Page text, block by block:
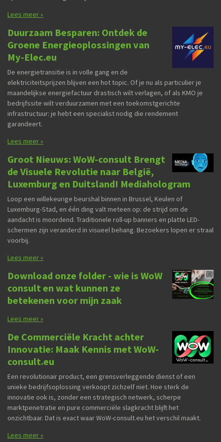
Lees meer »
Duurzaam Besparen: Ontdek de
Groene Energieoplossingen van
My-Elec.eu
De energietransitie is in volle gang en de
elektriciteitsprijzen blijven een hot topic. Of je nu als particulier je
maandelijkse energiefactuur drastisch wilt verlagen, of als KMO je
bedrijfssite wilt verduurzamen met een toekomstgerichte
infrastructuur: je hebt een specialist nodig die rendement
garandeert.
Lees meer »
Groot Nieuws: WoW-consult Brengt
de Visuele Revolutie naar België,
Luxemburg en Duitsland! Mediahologram
Loop een willekeurige beurshal binnen in Brussel, Keulen of
Luxemburg-Stad, en één ding valt meteen op: de strijd om de
aandacht is moordend. Traditionele roll-up banners en platte LED-
schermen zijn veranderd in visueel behang. Bezoekers lopen er straal
voorbij.
Lees meer »
Download onze folder - wie is WoW
consult en wat kunnen ze
betekenen voor mijn zaak
Lees meer »
De Commerciële Kracht achter
Innovatie: Maak Kennis met WoW-
consult.eu
Een revolutionair product, een grensverleggende dienst of een
unieke bedrijfsoplossing verkoopt zichzelf niet. Hoe sterk de
innovatie ook is, zonder een strategisch netwerk, scherpe
marktpenetratie en pure commerciële slagkracht blijft het
onzichtbaar. Dat is exact waar WoW-consult.eu het verschil maakt.
Lees meer »